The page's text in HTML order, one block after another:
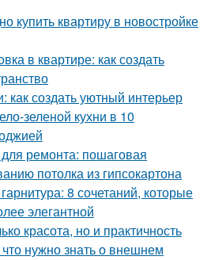
купить квартиру в новостройке
в квартире: как создать
как создать уютный интерьер
зеленой кухни в 10
ремонта: пошаговая
потолка из гипсокартона
8 сочетаний, которые
элегантной
красота, но и практичность
нужно знать о внешнем